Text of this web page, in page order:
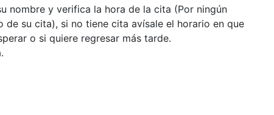
nombre y verifica la hora de la cita (Por ningún
su cita), si no tiene cita avísale el horario en que
o si quiere regresar más tarde.